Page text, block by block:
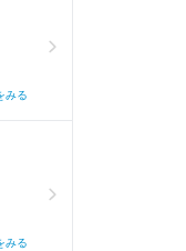
みる
みる